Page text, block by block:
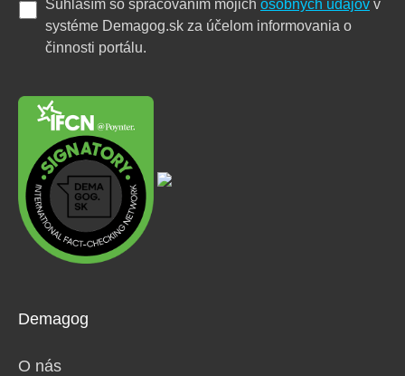
Demagog
O nás
Súhlasím so spracovaním mojich osobných údajov v
systéme Demagog.sk za účelom informovania o
činnosti portálu.